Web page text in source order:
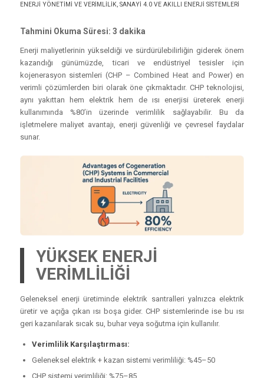
ENERJI YÖNETIMI VE VERIMLILIK, SANAYI 4.0 VE AKILLI ENERJI SISTEMLERI
Tahmini Okuma Süresi: 3 dakika
Enerji maliyetlerinin yükseldiği ve sürdürülebilirliğin giderek önem
kazandığı günümüzde, ticari ve endüstriyel tesisler için
kojenerasyon sistemleri (CHP – Combined Heat and Power) en
verimli çözümlerden biri olarak öne çıkmaktadır. CHP teknolojisi,
aynı yakıttan hem elektrik hem de ısı enerjisi üreterek enerji
kullanımında %80’in üzerinde verimlilik sağlayabilir. Bu da
işletmelere maliyet avantajı, enerji güvenliği ve çevresel faydalar
sunar.
YÜKSEK ENERJİ
VERİMLİLİĞİ
Geleneksel enerji üretiminde elektrik santralleri yalnızca elektrik
üretir ve açığa çıkan ısı boşa gider. CHP sistemlerinde ise bu ısı
geri kazanılarak sıcak su, buhar veya soğutma için kullanılır.
Verimlilik Karşılaştırması:
Geleneksel elektrik + kazan sistemi verimliliği: %45–50
CHP sistemi verimliliği: %75–85